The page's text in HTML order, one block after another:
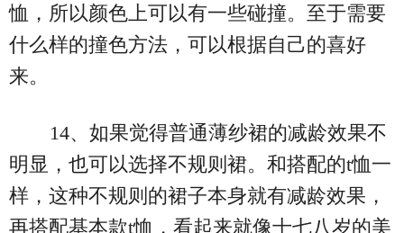
恤，所以颜色上可以有一些碰撞。至于需要
什么样的撞色方法，可以根据自己的喜好
来。
14、如果觉得普通薄纱裙的减龄效果不
明显，也可以选择不规则裙。和搭配的t恤一
样，这种不规则的裙子本身就有减龄效果，
再搭配基本款t恤，看起来就像十七八岁的美